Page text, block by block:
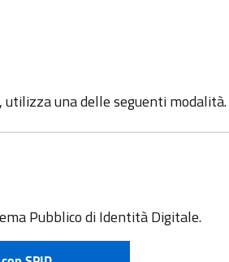
utilizza una delle seguenti modalità.
Pubblico di Identità Digitale.